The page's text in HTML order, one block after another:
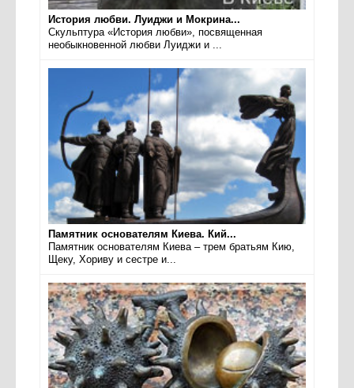
История любви. Луиджи и Мокрина...
Скульптура «История любви», посвященная
необыкновенной любви Луиджи и ...
Памятник основателям Киева. Кий...
Памятник основателям Киева – трем братьям Кию,
Щеку, Хориву и сестре и...